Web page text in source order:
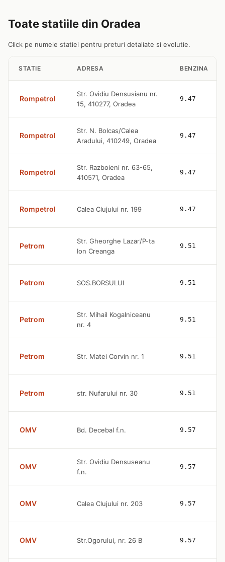
Toate statiile din Oradea
Click pe numele statiei pentru preturi detaliate si evolutie.
STATIE ADRESA BENZINA
Rompetrol
Str. Ovidiu Densusianu nr.
15, 410277, Oradea
9.47
Rompetrol
Str. N. Bolcas/Calea
Aradului, 410249, Oradea
9.47
Rompetrol
Str. Razboieni nr. 63-65,
410571, Oradea
9.47
Rompetrol Calea Clujului nr. 199 9.47
Petrom
Str. Gheorghe Lazar/P-ta
Ion Creanga
9.51
Petrom SOS.BORSULUI 9.51
Petrom
Str. Mihail Kogalniceanu
nr. 4
9.51
Petrom Str. Matei Corvin nr. 1 9.51
Petrom str. Nufarului nr. 30 9.51
OMV Bd. Decebal f.n. 9.57
OMV
Str. Ovidiu Densuseanu
f.n.
9.57
OMV Calea Clujului nr. 203 9.57
OMV Str.Ogorului, nr. 26 B 9.57